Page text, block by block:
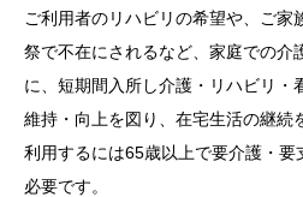
ご利用者のリハビリの希望や、ご家
祭で不在にされるなど、家庭での介
に、短期間入所し介護・リハビリ・
維持・向上を図り、在宅生活の継続
利用するには65歳以上で要介護・
必要です。
採用情報
お問い合わせ